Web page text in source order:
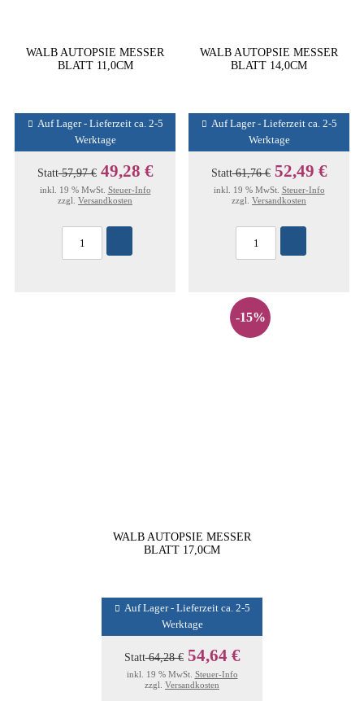
WALB AUTOPSIE MESSER
BLATT 11,0CM
Auf Lager - Lieferzeit ca. 2-5
Werktage
Statt57,97 € 49,28 €
inkl. 19 % MwSt. Steuer-Info
zzgl. Versandkosten
WALB AUTOPSIE MESSER
BLATT 14,0CM
Auf Lager - Lieferzeit ca. 2-5
Werktage
Statt61,76 € 52,49 €
inkl. 19 % MwSt. Steuer-Info
zzgl. Versandkosten
-15%
WALB AUTOPSIE MESSER
BLATT 17,0CM
Auf Lager - Lieferzeit ca. 2-5
Werktage
Statt64,28 € 54,64 €
inkl. 19 % MwSt. Steuer-Info
zzgl. Versandkosten